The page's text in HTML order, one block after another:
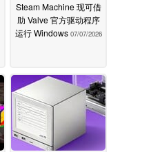
Steam Machine 现可借
助 Valve 官方驱动程序
运行 Windows 07/07/2026